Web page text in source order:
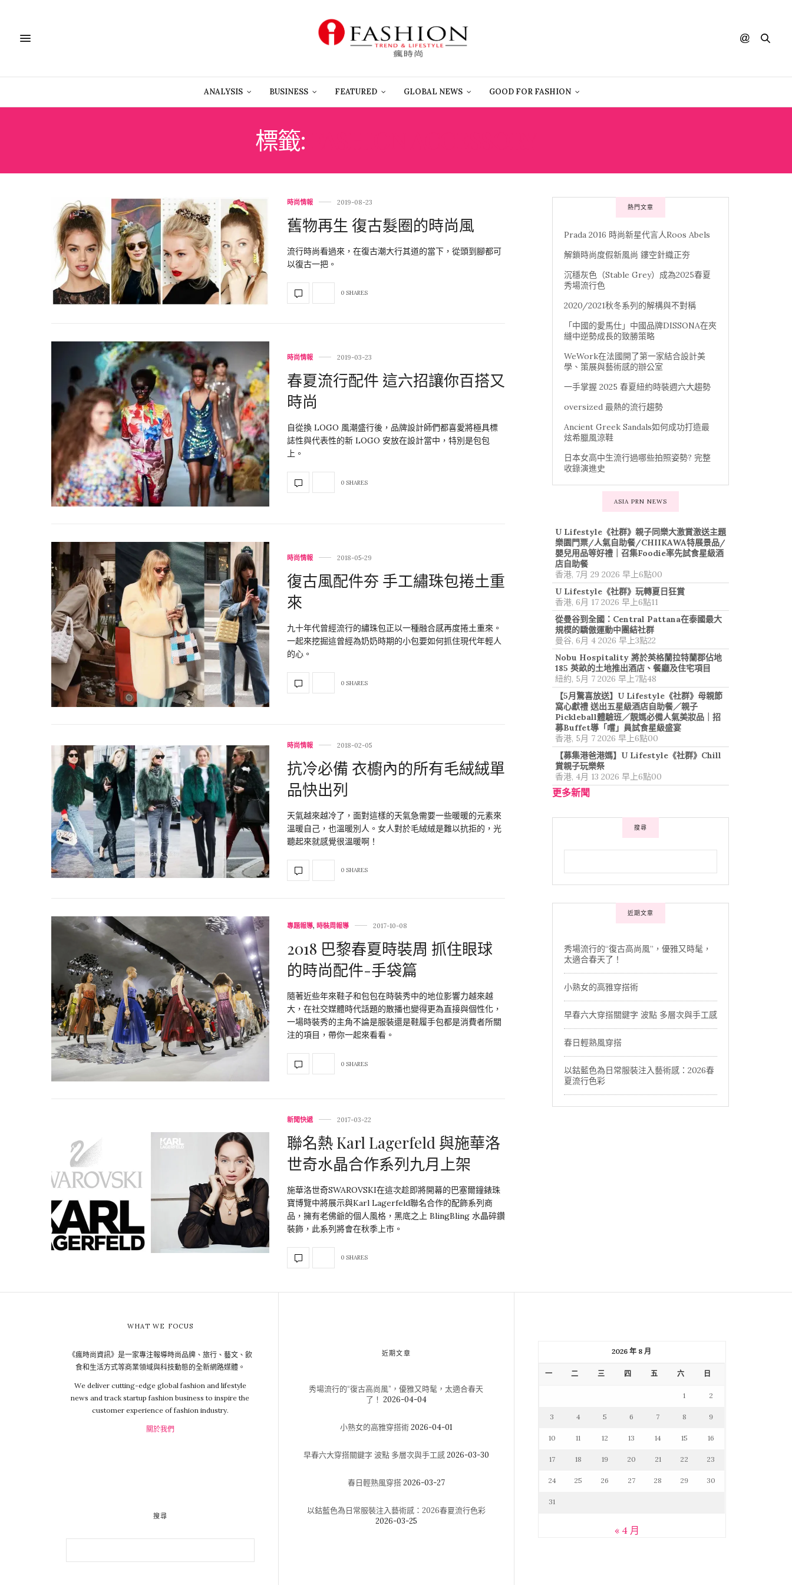
ANALYSIS BUSINESS FEATURED GLOBAL NEWS GOOD FOR FASHION
標籤:
時尚情報 2019-08-23
舊物再生 復古髮圈的時尚風
流行時尚看過來，在復古潮大行其道的當下，從頭到腳都可
以復古一把。
0 SHARES
時尚情報 2019-03-23
春夏流行配件 這六招讓你百搭又
時尚
自從換 LOGO 風潮盛行後，品牌設計師們都喜愛將極具標
誌性與代表性的新 LOGO 安放在設計當中，特別是包包
上。
0 SHARES
時尚情報 2018-05-29
復古風配件夯 手工繡珠包捲土重
來
九十年代曾經流行的繡珠包正以一種融合感再度捲土重來。
一起來挖掘這曾經為奶奶時期的小包要如何抓住現代年輕人
的心。
0 SHARES
時尚情報 2018-02-05
抗冷必備 衣櫥內的所有毛絨絨單
品快出列
天氣越來越冷了，面對這樣的天氣急需要一些暖暖的元素來
溫暖自己，也溫暖別人。女人對於毛絨絨是難以抗拒的，光
聽起來就感覺很溫暖啊！
0 SHARES
專題報導, 時裝周報導 2017-10-08
2018 巴黎春夏時裝周 抓住眼球
的時尚配件-手袋篇
隨著近些年來鞋子和包包在時裝秀中的地位影響力越來越
大，在社交媒體時代話題的散播也變得更為直接與個性化，
一場時裝秀的主角不論是服裝還是鞋履手包都是消費者所關
注的項目，帶你一起來看看。
0 SHARES
新聞快遞 2017-03-22
聯名熱 Karl Lagerfeld 與施華洛
世奇水晶合作系列九月上架
施華洛世奇SWAROVSKI在這次趁即將開幕的巴塞爾鐘錶珠
寶博覽中將展示與Karl Lagerfeld聯名合作的配飾系列商
品，擁有老佛爺的個人風格，黑底之上 BlingBling 水晶碎鑽
裝飾，此系列將會在秋季上市。
0 SHARES
熱門文章
Prada 2016 時尚新星代言人Roos Abels
解鎖時尚度假新風尚 鏤空針織正夯
沉穩灰色（Stable Grey）成為2025春夏
秀場流行色
2020/2021秋冬系列的解構與不對稱
「中國的愛馬仕」中國品牌DISSONA在夾
縫中逆勢成長的致勝策略
WeWork在法國開了第一家結合設計美
學、策展與藝術感的辦公室
一手掌握 2025 春夏紐約時裝週六大趨勢
oversized 最熱的流行趨勢
Ancient Greek Sandals如何成功打造最
炫希臘風涼鞋
日本女高中生流行過哪些拍照姿勢? 完整
收錄演進史
ASIA PRN NEWS
U Lifestyle《社群》親子同樂大激賞激送主題
樂園門票/人氣自助餐/CHIIKAWA特展景品/
嬰兒用品等好禮｜召集Foodie率先試食星級酒
店自助餐
香港, 7月 29 2026 早上6點00
U Lifestyle《社群》玩轉夏日狂賞
香港, 6月 17 2026 早上6點11
從曼谷到全國：Central Pattana在泰國最大
規模的驕傲運動中團結社群
曼谷, 6月 4 2026 早上3點22
Nobu Hospitality 將於英格蘭拉特蘭郡佔地
185 英畝的土地推出酒店、餐廳及住宅項目
紐約, 5月 7 2026 早上7點48
【5月驚喜放送】U Lifestyle《社群》母親節
窩心獻禮 送出五星級酒店自助餐／親子
Pickleball體驗班／靚媽必備人氣美妝品｜招
募Buffet導「嚐」員試食星級盛宴
香港, 5月 7 2026 早上6點00
【募集港爸港媽】U Lifestyle《社群》Chill
賞親子玩樂祭
香港, 4月 13 2026 早上6點00
更多新聞
搜尋
近期文章
秀場流行的“復古高尚風”，優雅又時髦，
太適合春天了！
小熟女的高雅穿搭術
早春六大穿搭關鍵字 波點 多層次與手工感
春日輕熟風穿搭
以鈷藍色為日常服裝注入藝術感：2026春
夏流行色彩
WHAT WE FOCUS
《瘋時尚資訊》是一家專注報導時尚品牌、旅行、藝文、飲
食和生活方式等商業領域與科技動態的全新網路媒體。
We deliver cutting-edge global fashion and lifestyle
news and track startup fashion business to inspire the
customer experience of fashion industry.
關於我們
搜尋
近期文章
秀場流行的“復古高尚風”，優雅又時髦，太適合春天
了！ 2026-04-04
小熟女的高雅穿搭術2026-04-01
早春六大穿搭關鍵字 波點 多層次與手工感2026-03-30
春日輕熟風穿搭2026-03-27
以鈷藍色為日常服裝注入藝術感：2026春夏流行色彩
2026-03-25
2026 年 8 月
一 二 三 四 五 六 日
1 2
3 4 5 6 7 8 9
10 11 12 13 14 15 16
17 18 19 20 21 22 23
24 25 26 27 28 29 30
31
« 4 月